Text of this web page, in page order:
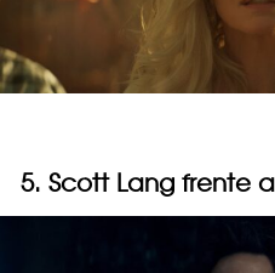
5. Scott Lang frente